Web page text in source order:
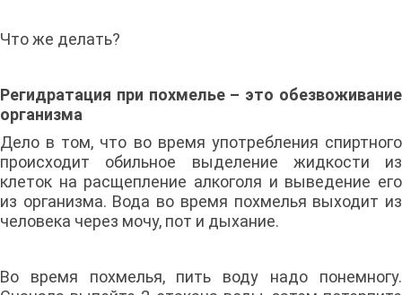
Что же делать?
Регидратация при похмелье – это обезвоживание
организма
Дело в том, что во время употребления спиртного
происходит обильное выделение жидкости из
клеток на расщепление алкоголя и выведение его
из организма. Вода во время похмелья выходит из
человека через мочу, пот и дыхание.
Во время похмелья, пить воду надо понемногу.